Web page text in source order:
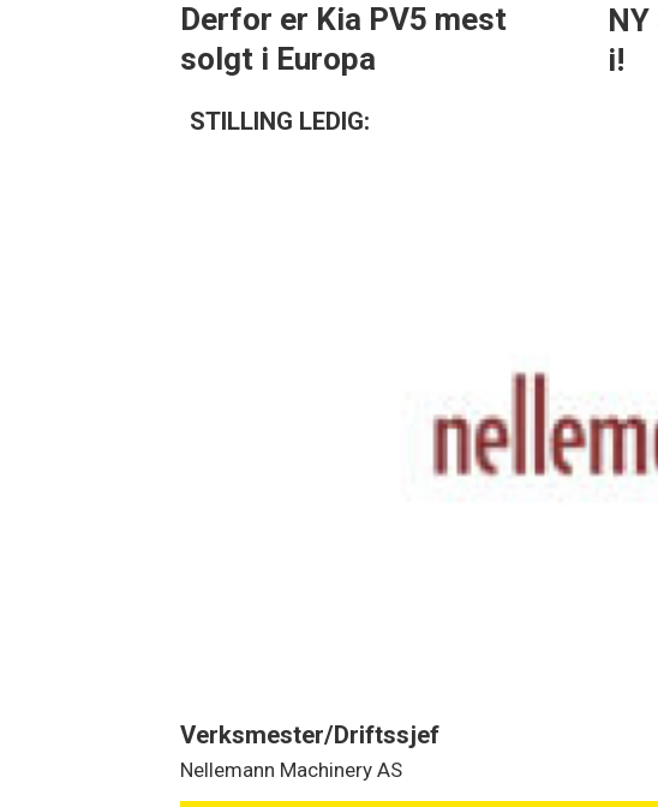
Derfor er Kia PV5 mest
solgt i Europa
i!
STILLING LEDIG:
Verksmester/Driftssjef
Nellemann Machinery AS